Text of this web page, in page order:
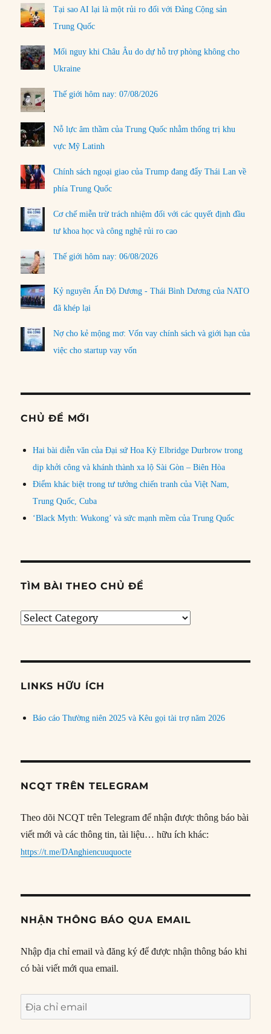
Tại sao AI lại là một rủi ro đối với Đảng Cộng sản
Trung Quốc
Mối nguy khi Châu Âu do dự hỗ trợ phòng không cho
Ukraine
Thế giới hôm nay: 07/08/2026
Nỗ lực âm thầm của Trung Quốc nhằm thống trị khu
vực Mỹ Latinh
Chính sách ngoại giao của Trump đang đẩy Thái Lan về
phía Trung Quốc
Cơ chế miễn trừ trách nhiệm đối với các quyết định đầu
tư khoa học và công nghệ rủi ro cao
Thế giới hôm nay: 06/08/2026
Kỷ nguyên Ấn Độ Dương - Thái Bình Dương của NATO
đã khép lại
Nợ cho kẻ mộng mơ: Vốn vay chính sách và giới hạn của
việc cho startup vay vốn
CHỦ ĐỀ MỚI
Hai bài diễn văn của Đại sứ Hoa Kỳ Elbridge Durbrow trong
dịp khởi công và khánh thành xa lộ Sài Gòn – Biên Hòa
Điểm khác biệt trong tư tưởng chiến tranh của Việt Nam,
Trung Quốc, Cuba
‘Black Myth: Wukong’ và sức mạnh mềm của Trung Quốc
TÌM BÀI THEO CHỦ ĐỀ
Tìm
đề
LINKS HỮU ÍCH
Báo cáo Thường niên 2025 và Kêu gọi tài trợ năm 2026
NCQT TRÊN TELEGRAM
Theo dõi NCQT trên Telegram để nhận được thông báo bài
viết mới và các thông tin, tài liệu… hữu ích khác:
https://t.me/DAnghiencuuquocte
NHẬN THÔNG BÁO QUA EMAIL
Nhập địa chỉ email và đăng ký để được nhận thông báo khi
có bài viết mới qua email.
Địa
chỉ